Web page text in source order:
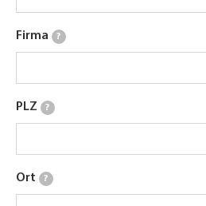
Firma ?
PLZ ?
Ort ?